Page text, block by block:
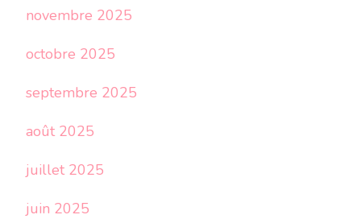
novembre 2025
octobre 2025
septembre 2025
août 2025
juillet 2025
juin 2025